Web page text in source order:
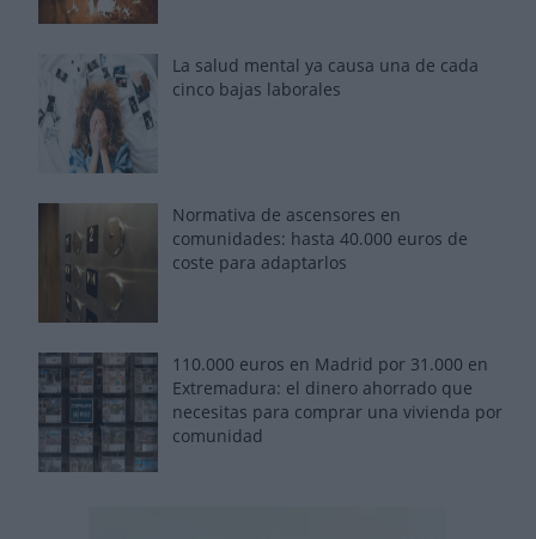
La salud mental ya causa una de cada
cinco bajas laborales
Normativa de ascensores en
comunidades: hasta 40.000 euros de
coste para adaptarlos
110.000 euros en Madrid por 31.000 en
Extremadura: el dinero ahorrado que
necesitas para comprar una vivienda por
comunidad